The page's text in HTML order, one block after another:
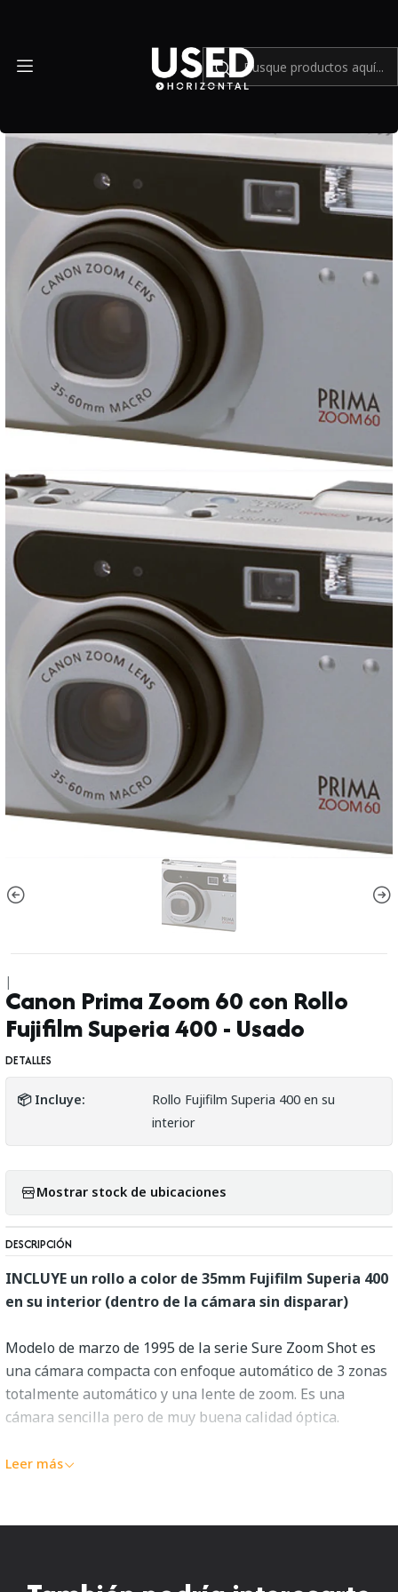
|
Canon Prima Zoom 60 con Rollo
Fujifilm Superia 400 - Usado
DETALLES
📦 Incluye:
Rollo Fujifilm Superia 400 en su
interior
Mostrar stock de ubicaciones
DESCRIPCIÓN
INCLUYE un rollo a color de 35mm Fujifilm Superia 400
en su interior (dentro de la cámara sin disparar)
Modelo de marzo de 1995 de la serie Sure Zoom Shot es
una cámara compacta con enfoque automático de 3 zonas
totalmente automático y una lente de zoom. Es una
cámara sencilla pero de muy buena calidad óptica.
Especificaciones:
Enfoque más cercano: 60 cm.
Leer más